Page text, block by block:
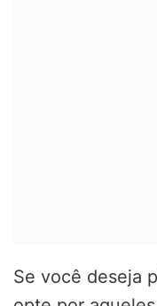
Se você deseja